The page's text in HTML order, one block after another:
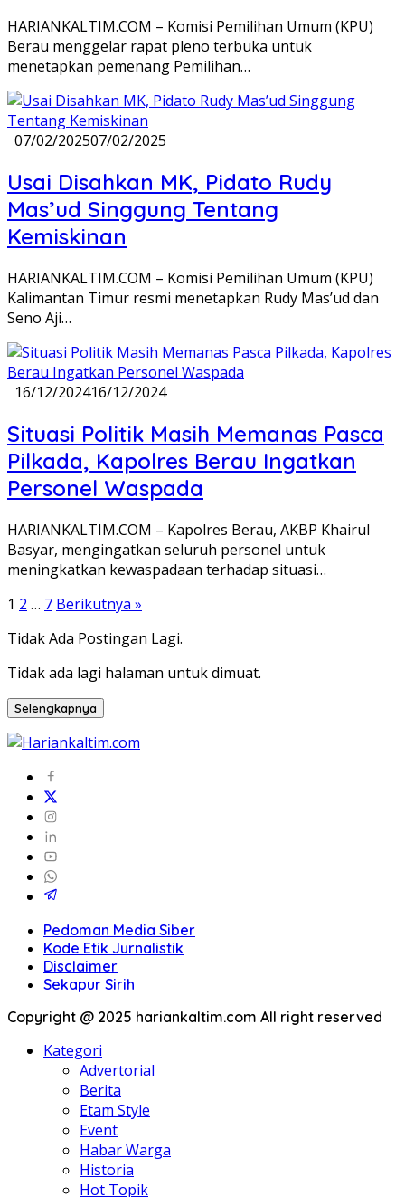
HARIANKALTIM.COM – Komisi Pemilihan Umum (KPU)
Berau menggelar rapat pleno terbuka untuk
menetapkan pemenang Pemilihan…
07/02/202507/02/2025
Usai Disahkan MK, Pidato Rudy
Mas’ud Singgung Tentang
Kemiskinan
HARIANKALTIM.COM – Komisi Pemilihan Umum (KPU)
Kalimantan Timur resmi menetapkan Rudy Mas’ud dan
Seno Aji…
16/12/202416/12/2024
Situasi Politik Masih Memanas Pasca
Pilkada, Kapolres Berau Ingatkan
Personel Waspada
HARIANKALTIM.COM – Kapolres Berau, AKBP Khairul
Basyar, mengingatkan seluruh personel untuk
meningkatkan kewaspadaan terhadap situasi…
Paginasi
pos
1 2 … 7 Berikutnya »
Tidak Ada Postingan Lagi.
Tidak ada lagi halaman untuk dimuat.
Selengkapnya
Pedoman Media Siber
Kode Etik Jurnalistik
Disclaimer
Sekapur Sirih
Copyright @ 2025 hariankaltim.com All right reserved
Kategori
Advertorial
Berita
Etam Style
Event
Habar Warga
Historia
Hot Topik